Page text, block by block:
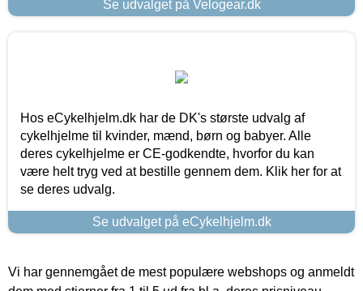
Se udvalget på Velogear.dk
Hos eCykelhjelm.dk har de DK's største udvalg af
cykelhjelme til kvinder, mænd, børn og babyer. Alle
deres cykelhjelme er CE-godkendte, hvorfor du kan
være helt tryg ved at bestille gennem dem. Klik her for at
se deres udvalg.
Se udvalget på eCykelhjelm.dk
Vi har gennemgået de mest populære webshops og anmeldt